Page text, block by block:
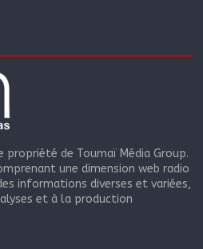
propriété de Toumaï Média Group.
une dimension web radio
informations diverses et variées,
et à la production